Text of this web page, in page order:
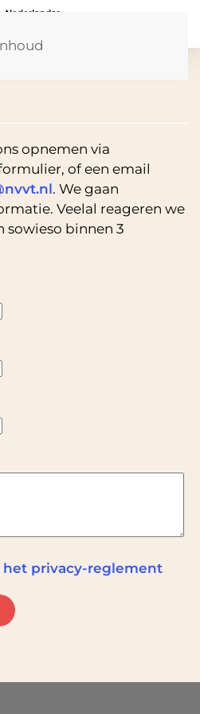
opnemen via
of een email
. We gaan
Veelal reageren we
sowieso binnen 3
het privacy-reglement